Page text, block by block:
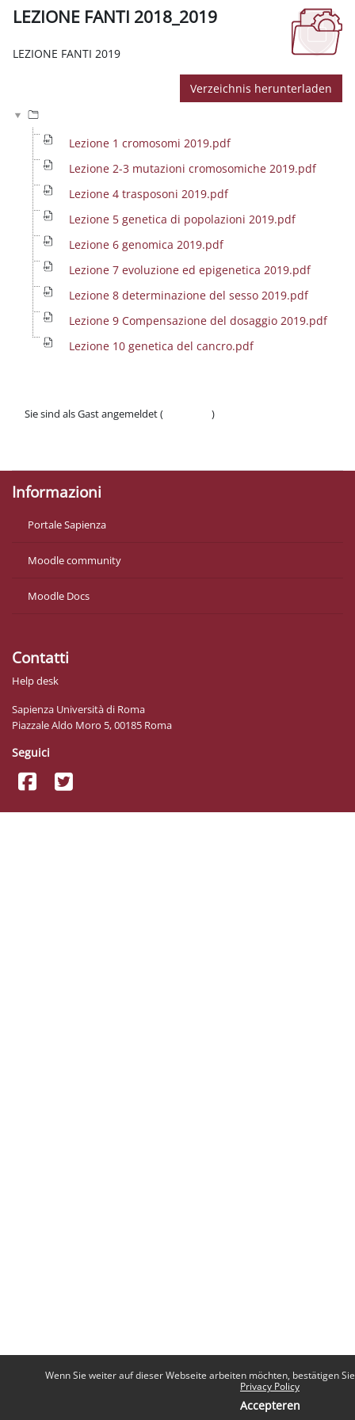
Wenn Sie weiter auf dieser Webseite arbeiten möchten, bestätigen
Privacy Policy
Accepteren
LEZIONE FANTI 2018_2019
LEZIONE FANTI 2019
Verzeichnis herunterladen
Lezione 1 cromosomi 2019.pdf
Lezione 2-3 mutazioni cromosomiche 2019.pdf
Lezione 4 trasposoni 2019.pdf
Lezione 5 genetica di popolazioni 2019.pdf
Lezione 6 genomica 2019.pdf
Lezione 7 evoluzione ed epigenetica 2019.pdf
Lezione 8 determinazione del sesso 2019.pdf
Lezione 9 Compensazione del dosaggio 2019.pdf
Lezione 10 genetica del cancro.pdf
Sie sind als Gast angemeldet (
)
Informazioni
Portale Sapienza
Moodle community
Moodle Docs
Contatti
Help desk
Sapienza Università di Roma
Piazzale Aldo Moro 5, 00185 Roma
Seguici